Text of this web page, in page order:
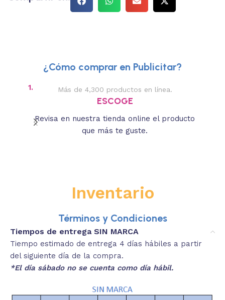
¿Cómo comprar en Publicitar?
1. Más de 4,300 productos en línea.
ESCOGE
Revisa en nuestra tienda online el producto
que más te guste.
Inventario
Términos y Condiciones
Tiempos de entrega SIN MARCA
Tiempo estimado de entrega 4 días hábiles a partir
del siguiente día de la compra.
*El día sábado no se cuenta como día hábil.